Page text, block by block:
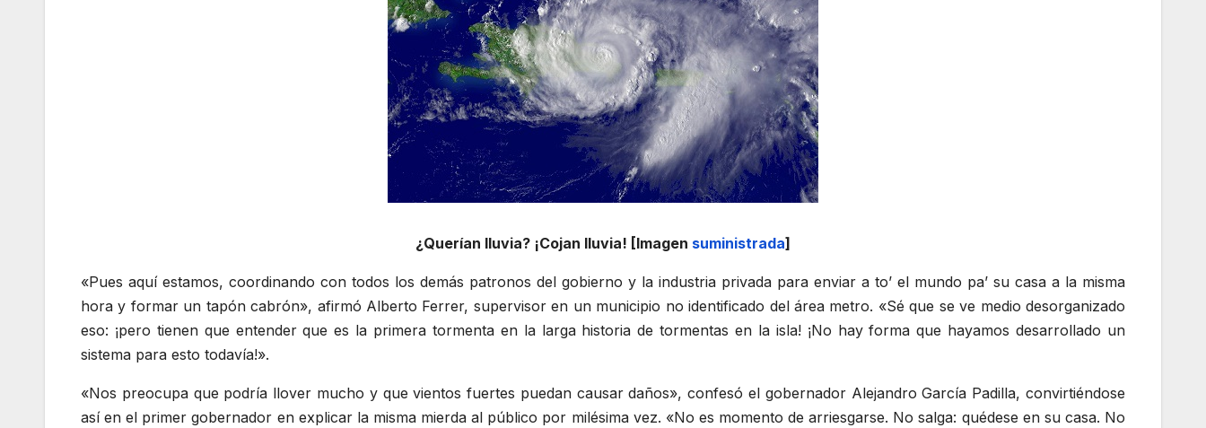
¿Querían lluvia? ¡Cojan lluvia! [Imagen suministrada]
«Pues aquí estamos, coordinando con todos los demás patronos del gobierno y la industria privada para enviar a to’ el mundo pa’ su casa a la misma
hora y formar un tapón cabrón», afirmó Alberto Ferrer, supervisor en un municipio no identificado del área metro. «Sé que se ve medio desorganizado
eso: ¡pero tienen que entender que es la primera tormenta en la larga historia de tormentas en la isla! ¡No hay forma que hayamos desarrollado un
sistema para esto todavía!».
«Nos preocupa que podría llover mucho y que vientos fuertes puedan causar daños», confesó el gobernador Alejandro García Padilla, convirtiéndose
así en el primer gobernador en explicar la misma mierda al público por milésima vez. «No es momento de arriesgarse. No salga: quédese en su casa. No